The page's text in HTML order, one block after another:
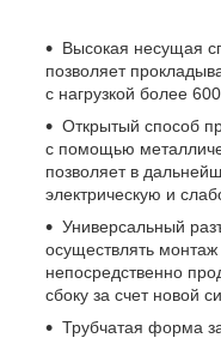
Высокая несущая
позволяет
с нагрузкой более 600
Открытый способ
с помощью
позволяет в
электрическую и
Универсальный
осуществлять
непосредственно
сбоку за счет новой
Трубчатая форма